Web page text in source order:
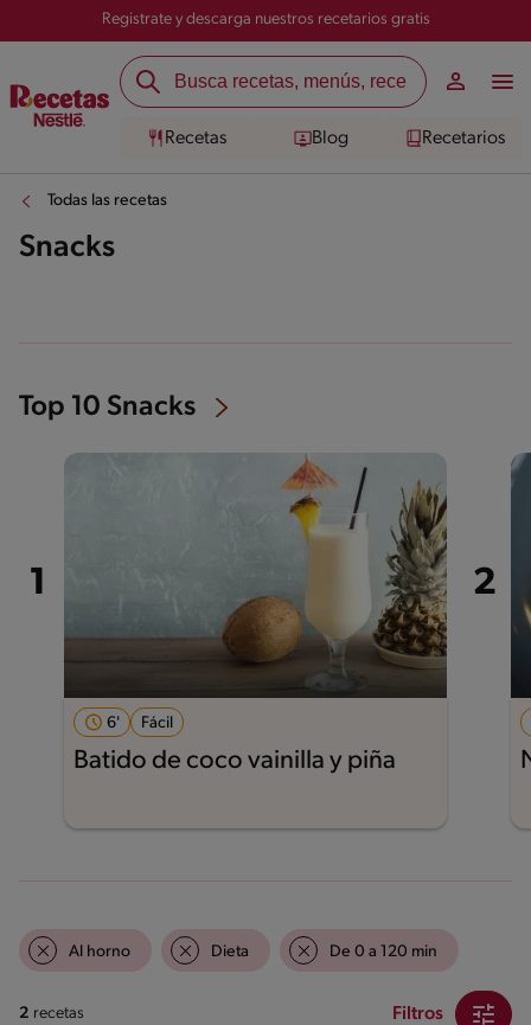
Registrate y descarga nuestros recetarios gratis
Recetas Blog Recetarios
Todas las recetas
Snacks
Top 10 Snacks
6' Fácil
Batido de coco vainilla y piña
Al horno Dieta De 0 a 120 min
2 recetas Filtros